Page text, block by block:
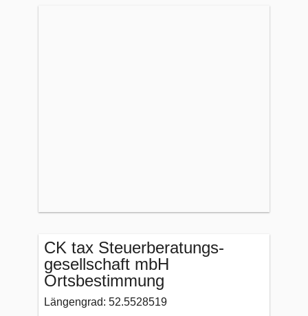
CK tax Steuerberatungs-
gesellschaft mbH
Ortsbestimmung
Längengrad: 52.5528519